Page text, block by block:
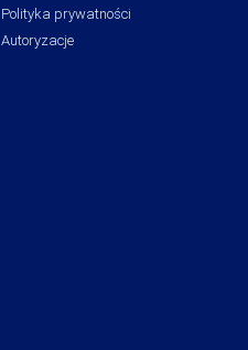
Polityka prywatności
Autoryzacje